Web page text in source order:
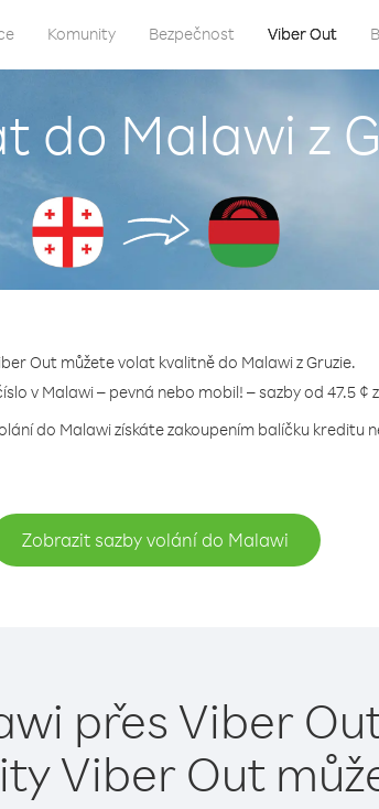
Komunity Bezpečnost Viber Out
do Malawi z
Out můžete volat kvalitně do Malawi z Gruzie.
v Malawi – pevná nebo mobil! – sazby od 47.5 ¢
do Malawi získáte zakoupením balíčku kreditu
Zobrazit sazby volání do Malawi
přes Viber
Viber Out